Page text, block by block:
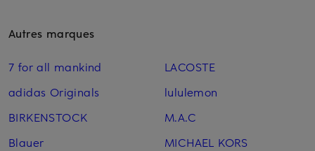
Autres marques
7 for all mankind
adidas Originals
BIRKENSTOCK
Blauer
LACOSTE
lululemon
M.A.C
MICHAEL KORS